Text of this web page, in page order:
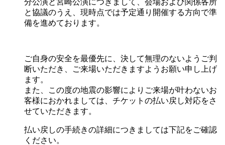
と協議のうえ、現時点では予定通り開催する方向で準
備を進めております。
ご自身の安全を最優先に、決して無理のないようご判
断いただき、ご来場いただきますようお願い申し上げ
ます。
また、この度の地震の影響によりご来場が叶わないお
客様におかれましては、チケットの払い戻し対応をさ
せていただきます。
払い戻しの手続きの詳細につきましては下記をご確認
ください。